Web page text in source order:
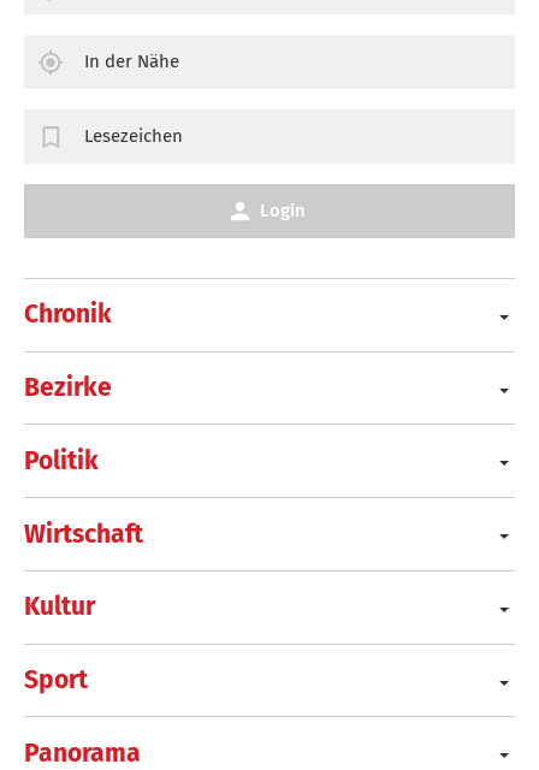
Chronik
Bezirke
Politik
Wirtschaft
Kultur
Sport
Panorama
In der Nähe
Lesezeichen
Login